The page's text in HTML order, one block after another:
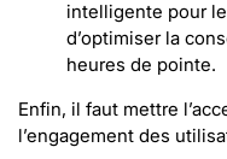
intelligente pour
d’optimiser la
heures de pointe.
Enfin, il faut mettre
l’engagement des